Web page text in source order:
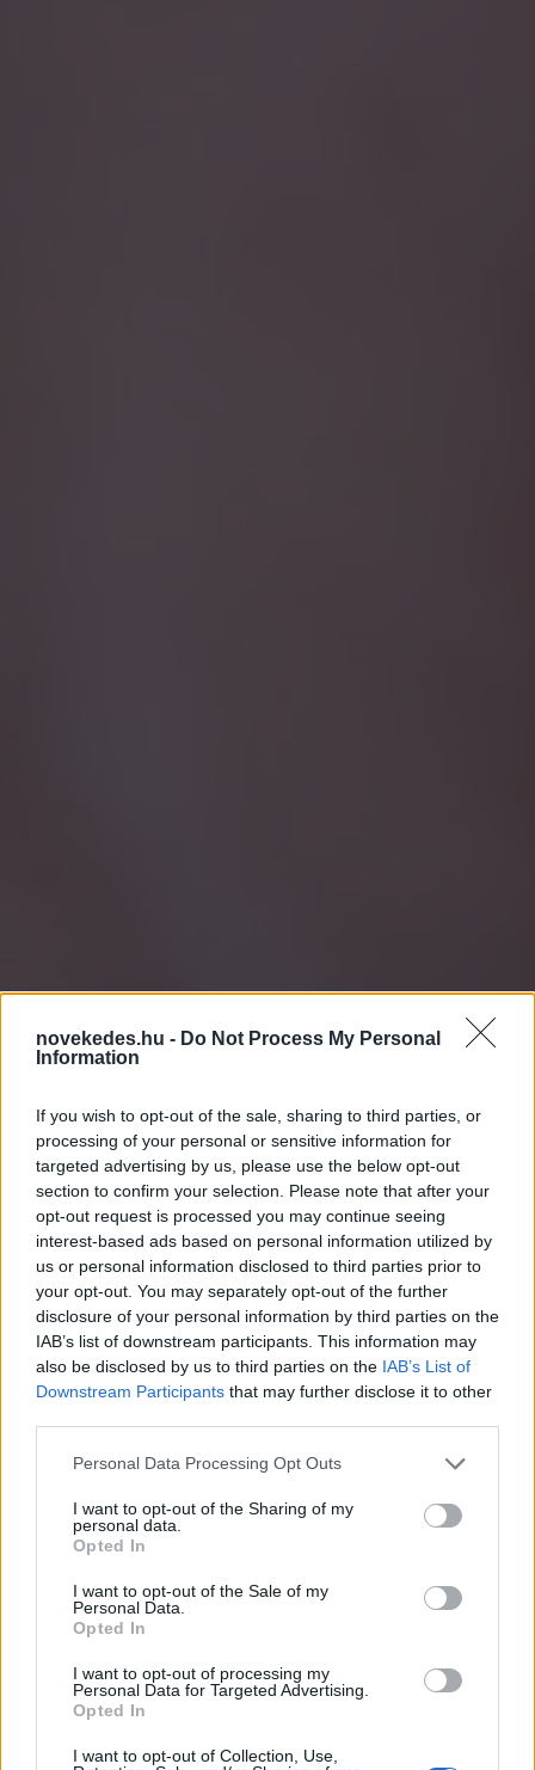
novekedes.hu - Do Not Process My Personal
Information
If you wish to opt-out of the sale, sharing to third parties, or
processing of your personal or sensitive information for
targeted advertising by us, please use the below opt-out
section to confirm your selection. Please note that after your
opt-out request is processed you may continue seeing
interest-based ads based on personal information utilized by
us or personal information disclosed to third parties prior to
your opt-out. You may separately opt-out of the further
disclosure of your personal information by third parties on the
IAB’s list of downstream participants. This information may
also be disclosed by us to third parties on the IAB’s List of
Downstream Participants that may further disclose it to other
Please note that this website/app uses one or more Google
not limited to your visit or usage behaviour. You may click to
grant or deny consent to Google and its third-party tags to
use your data for below specified purposes in below Google
consent section.
Personal Data Processing Opt Outs
I want to opt-out of the Sharing of my
personal data.
Opted In
I want to opt-out of the Sale of my
Personal Data.
Opted In
I want to opt-out of processing my
Personal Data for Targeted Advertising.
Opted In
I want to opt-out of Collection, Use,
Meddig csökkentheti a
jegybank a kamatot a
jelenlegi tempóval?
PÉNZÜGY 2023. DEC. 19. NÖVEKEDÉS.HU
ezúttal is 75 bázisponttal csökkentette az
százalék az alapkamat. A lépés mértéke
megfelelt a vártnak. Ezzel párhuzamosan a
kamatfolyosó két széle is hasonló
mértékben változott, így az egynapos
jegybanki betéti kamat holnaptól 9,75, az